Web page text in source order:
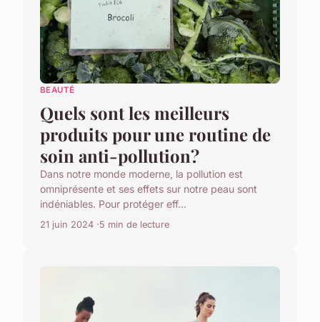
BEAUTÉ
Quels sont les meilleurs
produits pour une routine de
soin anti-pollution?
Dans notre monde moderne, la pollution est
omniprésente et ses effets sur notre peau sont
indéniables. Pour protéger eff...
21 juin 2024 5 min de lecture